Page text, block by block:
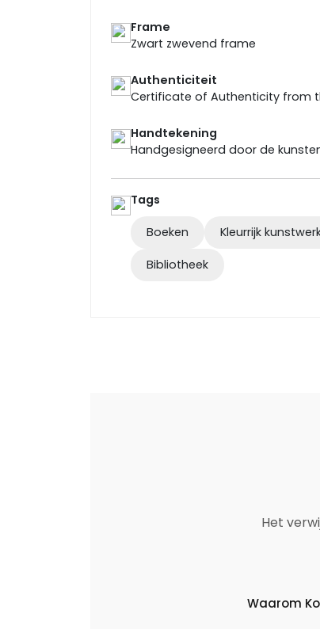
Frame
Zwart zwevend frame
Authenticiteit
Certificate of Authenticity from
Handtekening
Handgesigneerd door de
Tags
Boeken Kleurrijk
Bibliotheek
Het
Waarom